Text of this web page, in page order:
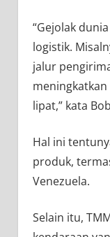
“Gejolak
logistik.
jalur
lipat,” kata
Hal ini
produk,
Venezuela.
Selain itu,